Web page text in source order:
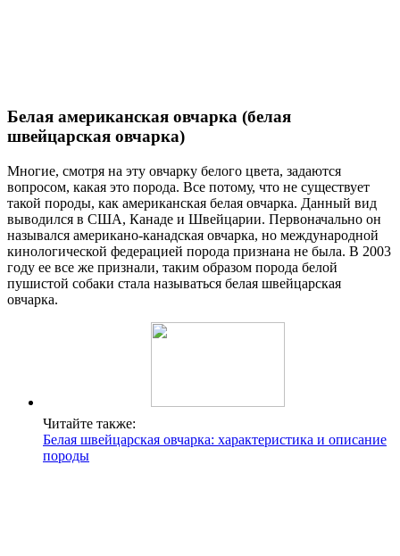
Белая американская овчарка (белая
швейцарская овчарка)
Многие, смотря на эту овчарку белого цвета, задаются
вопросом, какая это порода. Все потому, что не существует
такой породы, как американская белая овчарка. Данный вид
выводился в США, Канаде и Швейцарии. Первоначально он
назывался американо-канадская овчарка, но международной
кинологической федерацией порода признана не была. В 2003
году ее все же признали, таким образом порода белой
пушистой собаки стала называться белая швейцарская
овчарка.
Читайте также:
Белая швейцарская овчарка: характеристика и описание
породы